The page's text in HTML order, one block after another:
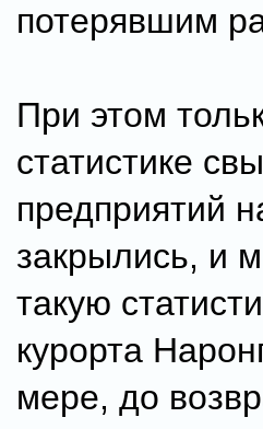
потерявшим
При этом
статистике
предприятий
закрылись, и
такую
курорта
мере, до